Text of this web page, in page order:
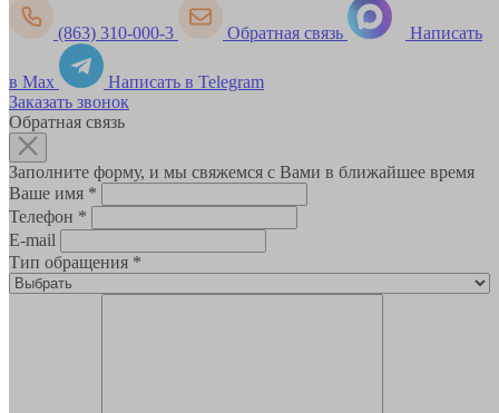
(863) 310-000-3 Обратная связь Написать
в Max
Написать в Telegram
Заказать звонок
Обратная связь
Заполните форму, и мы свяжемся с Вами в ближайшее время
Ваше имя *
Телефон *
E-mail
Тип обращения *